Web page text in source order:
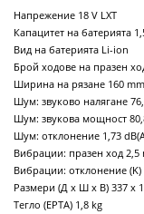
Напрежение 18 V LXT
Капацитет на батерията
Вид на батерията Li-ion
Брой ходове на празен
Ширина на рязане 160 mm
Шум: звуково налягане
Шум: звукова мощност
Шум: отклонение 1,73
Вибрации: празен ход 2,5
Вибрации: отклонение (K)
Размери (Д х Ш х В) 337 x
Тегло (EPTA) 1,8 kg